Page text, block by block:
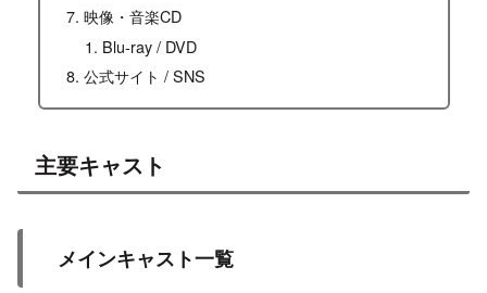
映像・音楽CD
Blu-ray / DVD
公式サイト / SNS
主要キャスト
メインキャスト一覧